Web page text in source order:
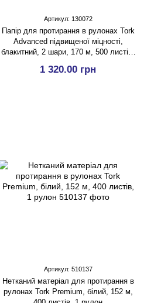
Артикул: 130072
Папір для протирання в рулонах Tork
Advanced підвищеної міцності,
блакитний, 2 шари, 170 м, 500 листів,
1 320.00 грн
Артикул: 510137
Нетканий матеріал для протирання в
рулонах Tork Premium, білий, 152 м,